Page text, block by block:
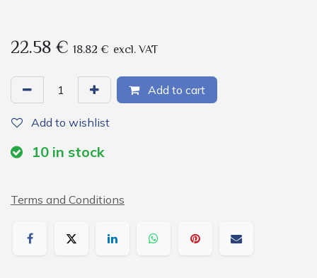
22.58€ 18.82 € excl. VAT
Add to cart
Add to wishlist
10 in stock
Terms and Conditions